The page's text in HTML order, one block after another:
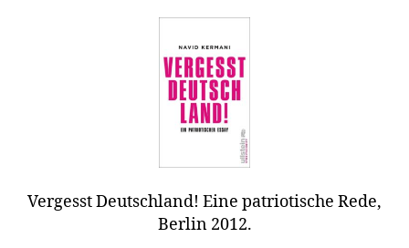
Vergesst Deutschland! Eine patriotische Rede,
Berlin 2012.